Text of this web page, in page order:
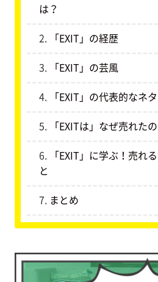
は？
「EXIT」の経歴
「EXIT」の芸風
「EXIT」の代表的なネタ
「EXITは」なぜ売れた
「EXIT」に学ぶ！売れ
と
まとめ